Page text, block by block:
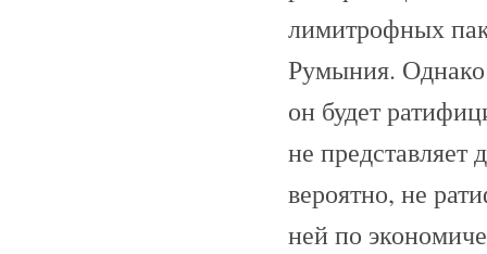
лимитрофных
Румыния. Однако
он будет
не представляет
вероятно, не
ней по